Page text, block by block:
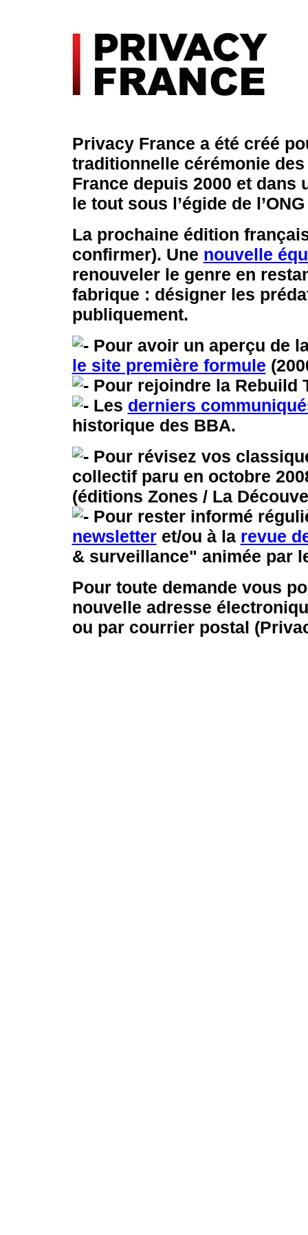
Privacy France a été créé
traditionnelle cérémonie
France depuis 2000 et dans
le tout sous l’égide de
La prochaine édition
confirmer). Une nouvelle
renouveler le genre en
fabrique : désigner les
publiquement.
Pour avoir un aperçu de
le site première formule
Pour rejoindre la Rebuild
Les derniers
historique des BBA.
Pour révisez vos
collectif paru en octobre
(éditions Zones / La
Pour rester informé
newsletteret/ou à la revue
& surveillance" animée par
Pour toute demande vous
nouvelle adresse
ou par courrier postal